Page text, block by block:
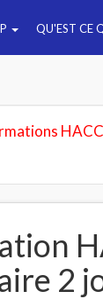
QU'EST CE
2